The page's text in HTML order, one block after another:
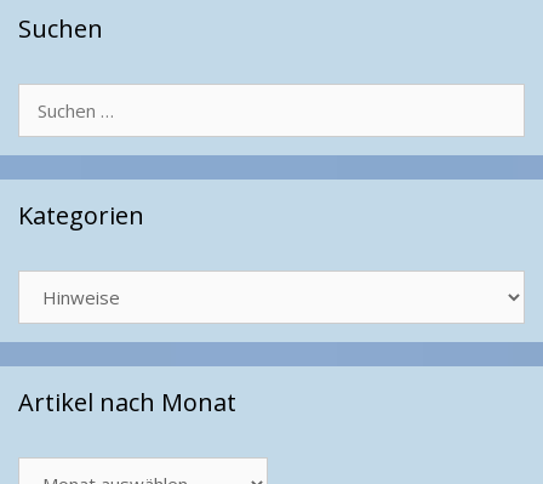
Suchen
nach:
Kategorien
Artikel nach Monat